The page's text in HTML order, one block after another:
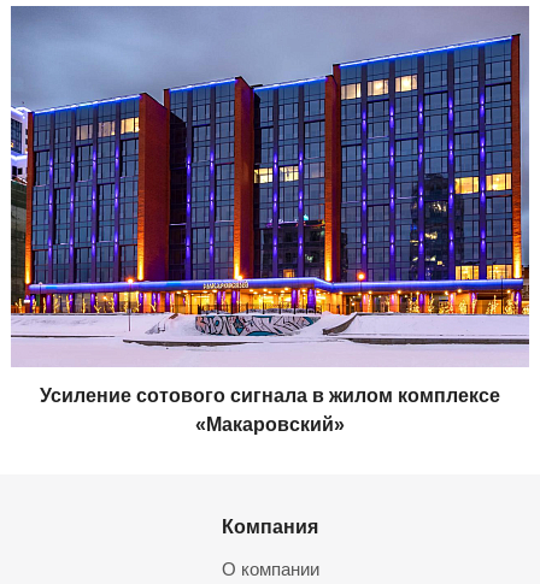
Усиление сотового сигнала в жилом комплексе
«Макаровский»
Компания
О компании